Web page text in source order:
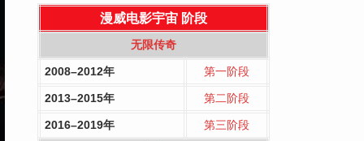
漫威电影宇宙 阶段
无限传奇
2008–2012年 第一阶段
2013–2015年 第二阶段
2016–2019年 第三阶段